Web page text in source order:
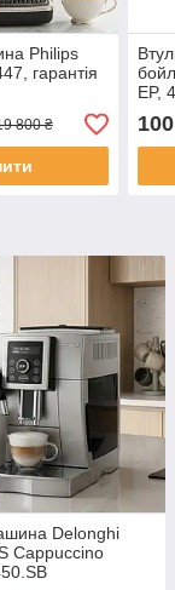
Philips
гарантія
800 ₴
EP,
100
Delonghi
Cappuccino